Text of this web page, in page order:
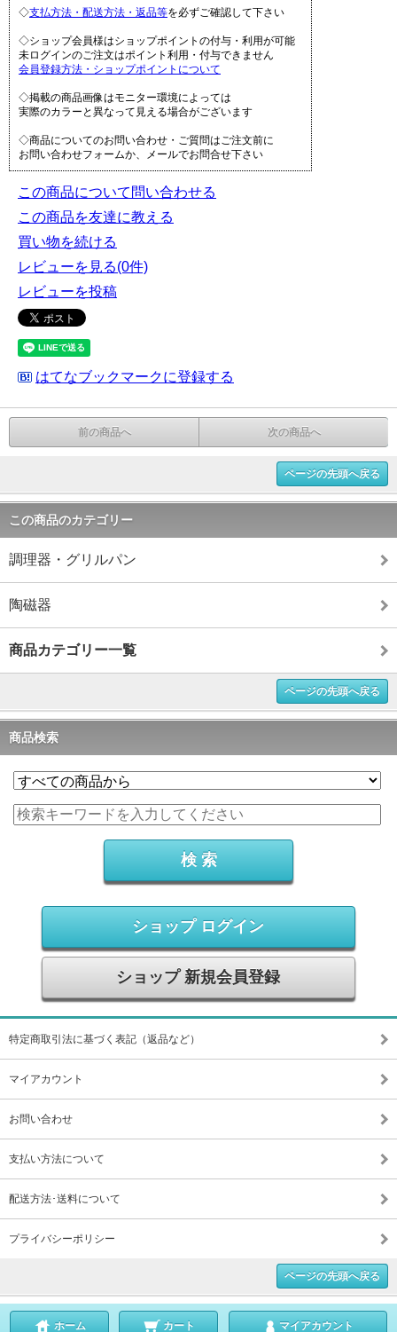
◇支払方法・配送方法・返品等を必ずご確認して下さい
◇ショップ会員様はショップポイントの付与・利用が可能
未ログインのご注文はポイント利用・付与できません
会員登録方法・ショップポイントについて
◇掲載の商品画像はモニター環境によっては
実際のカラーと異なって見える場合がございます
◇商品についてのお問い合わせ・ご質問はご注文前に
お問い合わせフォームか、メールでお問合せ下さい
この商品について問い合わせる
この商品を友達に教える
買い物を続ける
レビューを見る(0件)
レビューを投稿
はてなブックマークに登録する
前の商品へ 次の商品へ
ページの先頭へ戻る
この商品のカテゴリー
調理器・グリルパン
陶磁器
商品カテゴリー一覧
ページの先頭へ戻る
商品検索
ショップ ログイン
ショップ 新規会員登録
特定商取引法に基づく表記（返品など）
マイアカウント
お問い合わせ
支払い方法について
配送方法･送料について
プライバシーポリシー
ページの先頭へ戻る
ホーム カート マイアカウント